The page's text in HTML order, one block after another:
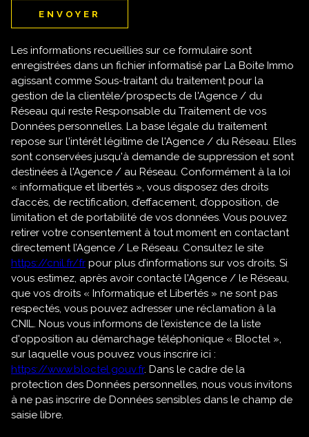
ENVOYER
Les informations recueillies sur ce formulaire sont
enregistrées dans un fichier informatisé par La Boite Immo
agissant comme Sous-traitant du traitement pour la
gestion de la clientèle/prospects de l'Agence / du
Réseau qui reste Responsable du Traitement de vos
Données personnelles. La base légale du traitement
repose sur l'intérêt légitime de l'Agence / du Réseau. Elles
sont conservées jusqu'à demande de suppression et sont
destinées à l'Agence / au Réseau. Conformément à la loi
« informatique et libertés », vous disposez des droits
d’accès, de rectification, d’effacement, d’opposition, de
limitation et de portabilité de vos données. Vous pouvez
retirer votre consentement à tout moment en contactant
directement l’Agence / Le Réseau. Consultez le site
https://cnil.fr/fr pour plus d’informations sur vos droits. Si
vous estimez, après avoir contacté l'Agence / le Réseau,
que vos droits « Informatique et Libertés » ne sont pas
respectés, vous pouvez adresser une réclamation à la
CNIL. Nous vous informons de l’existence de la liste
d'opposition au démarchage téléphonique « Bloctel »,
sur laquelle vous pouvez vous inscrire ici :
https://www.bloctel.gouv.fr. Dans le cadre de la
protection des Données personnelles, nous vous invitons
à ne pas inscrire de Données sensibles dans le champ de
saisie libre.